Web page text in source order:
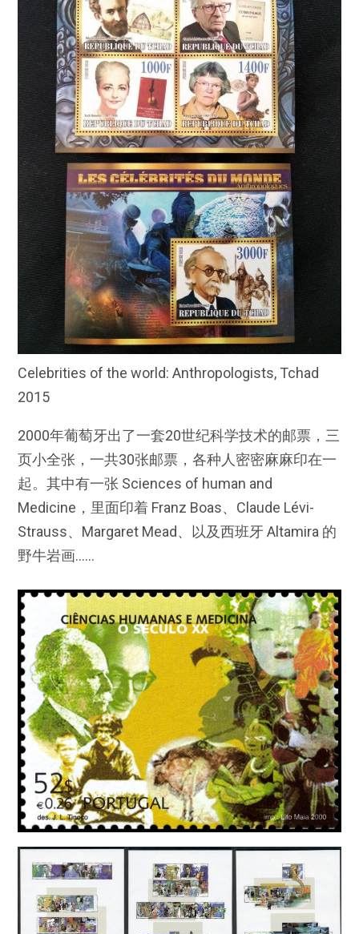
Celebrities of the world: Anthropologists, Tchad
2015
2000年葡萄牙出了一套20世纪科学技术的邮票，三
页小全张，一共30张邮票，各种人密密麻麻印在一
起。其中有一张 Sciences of human and
Medicine，里面印着 Franz Boas、Claude Lévi-
Strauss、Margaret Mead、以及西班牙 Altamira 的
野牛岩画……